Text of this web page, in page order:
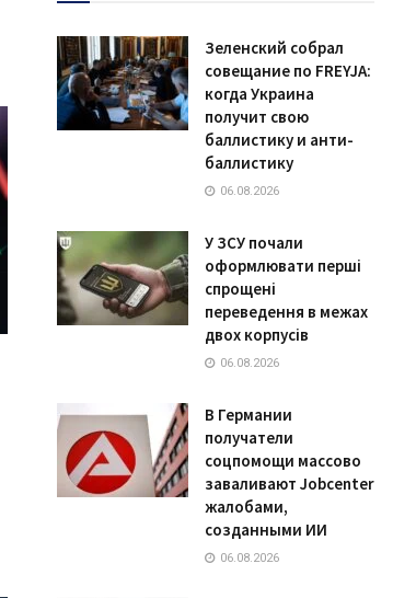
Зеленский собрал
совещание по FREYJA:
когда Украина
получит свою
баллистику и анти-
баллистику
06.08.2026
У ЗСУ почали
оформлювати перші
спрощені
переведення в межах
двох корпусів
06.08.2026
В Германии
получатели
соцпомощи массово
заваливают Jobcenter
жалобами,
созданными ИИ
06.08.2026